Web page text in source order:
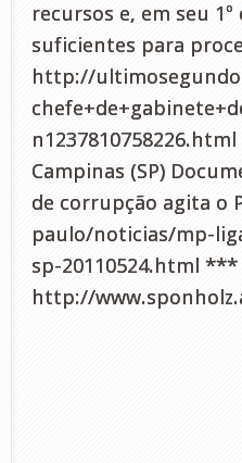
recursos e, em seu
suficientes para
http://
Campinas (SP)
de corrupção agita o
paulo/noticias/mp-
sp-20110524.html ***
http://